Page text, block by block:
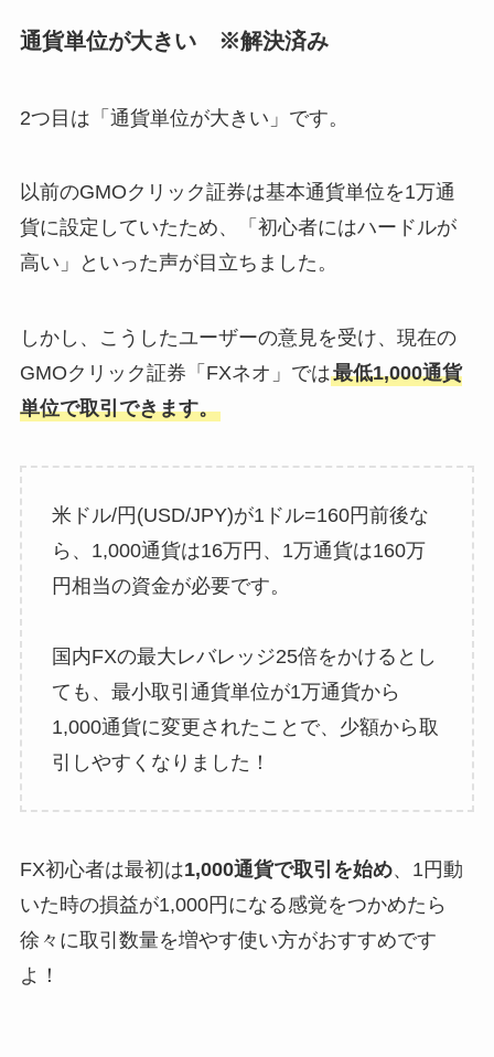
通貨単位が大きい ※解決済み
2つ目は「通貨単位が大きい」です。
以前のGMOクリック証券は基本通貨単位を1万通
貨に設定していたため、「初心者にはハードルが
高い」といった声が目立ちました。
しかし、こうしたユーザーの意見を受け、現在の
GMOクリック証券「FXネオ」では最低1,000通貨
単位で取引できます。
米ドル/円(USD/JPY)が1ドル=160円前後な
ら、1,000通貨は16万円、1万通貨は160万
円相当の資金が必要です。
国内FXの最大レバレッジ25倍をかけるとし
ても、最小取引通貨単位が1万通貨から
1,000通貨に変更されたことで、少額から取
引しやすくなりました！
FX初心者は最初は1,000通貨で取引を始め、1円動
いた時の損益が1,000円になる感覚をつかめたら
徐々に取引数量を増やす使い方がおすすめです
よ！